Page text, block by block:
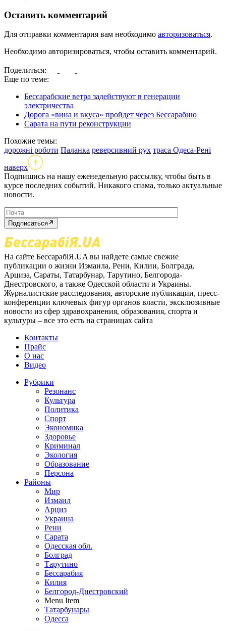
Оставить комментарий
Для отправки комментария вам необходимо авторизоваться.
Необходимо авторизироваться, чтобы оставить комментарий.
Поделиться:
Еще по теме:
Бессарабские ветра задействуют в генерации
электричества
Дорога «вина и вкуса» пройдет через Бессарабию
Сарата на пути реконструкции
Похожие темы:
дорожні роботи Паланка реверсивний рух траса Одеса-Рені
наверх
Подпишись на нашу еженедельную рассылку, чтобы быть в
курсе последних событий. Никакого спама, только актуальные
новости.
Подписаться
На сайте БессарабіЯ.UA вы найдете самые свежие
публикации о жизни Измаила, Рени, Килии, Болграда,
Арциза, Сараты, Татарбунар, Тарутино, Белгорода-
Днестровского, а также Одесской области и Украины.
Журналистские расследования, авторские публикации, пресс-
конференции ключевых фигур органов власти, эксклюзивные
новости из сфер здравохранения, образования, спорта и
культуры – все это есть на страницах сайта
Контакты
Прайс
О нас
Видео
Рубрики
Резонанс
Культура
Политика
Спорт
Экономика
Здоровье
Криминал
Экология
Образование
Персона
Районы
Мир
Измаил
Арциз
Украина
Рени
Сарата
Одесская обл.
Болград
Тарутино
Бессарабия
Килия
Белгород-Днестровский
Menu Item
Татарбунары
Одесса